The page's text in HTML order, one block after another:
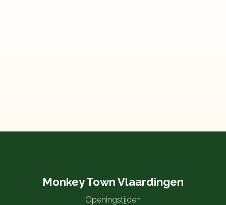
Monkey Town Vlaardingen
Openingstijden